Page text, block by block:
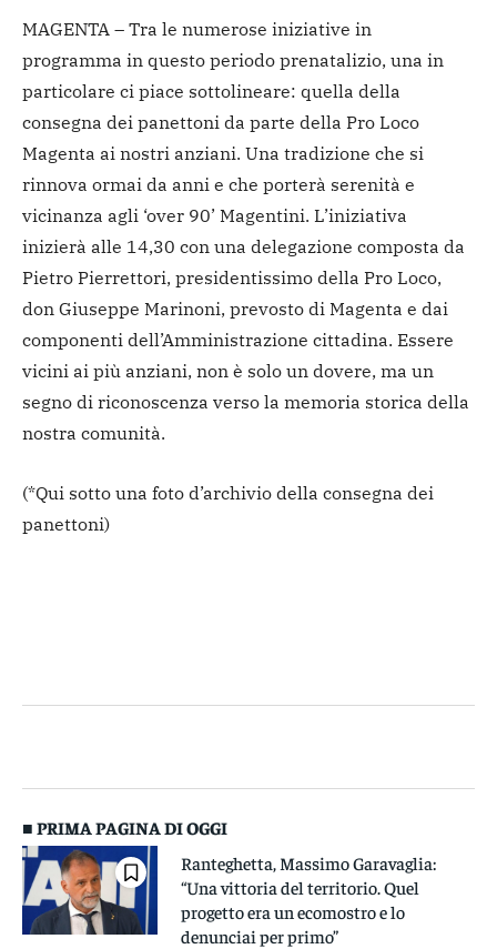
MAGENTA – Tra le numerose iniziative in
programma in questo periodo prenatalizio, una in
particolare ci piace sottolineare: quella della
consegna dei panettoni da parte della Pro Loco
Magenta ai nostri anziani. Una tradizione che si
rinnova ormai da anni e che porterà serenità e
vicinanza agli ‘over 90’ Magentini. L’iniziativa
inizierà alle 14,30 con una delegazione composta da
Pietro Pierrettori, presidentissimo della Pro Loco,
don Giuseppe Marinoni, prevosto di Magenta e dai
componenti dell’Amministrazione cittadina. Essere
vicini ai più anziani, non è solo un dovere, ma un
segno di riconoscenza verso la memoria storica della
nostra comunità.
(*Qui sotto una foto d’archivio della consegna dei
panettoni)
■ PRIMA PAGINA DI OGGI
Ranteghetta, Massimo Garavaglia:
“Una vittoria del territorio. Quel
progetto era un ecomostro e lo
denunciai per primo”